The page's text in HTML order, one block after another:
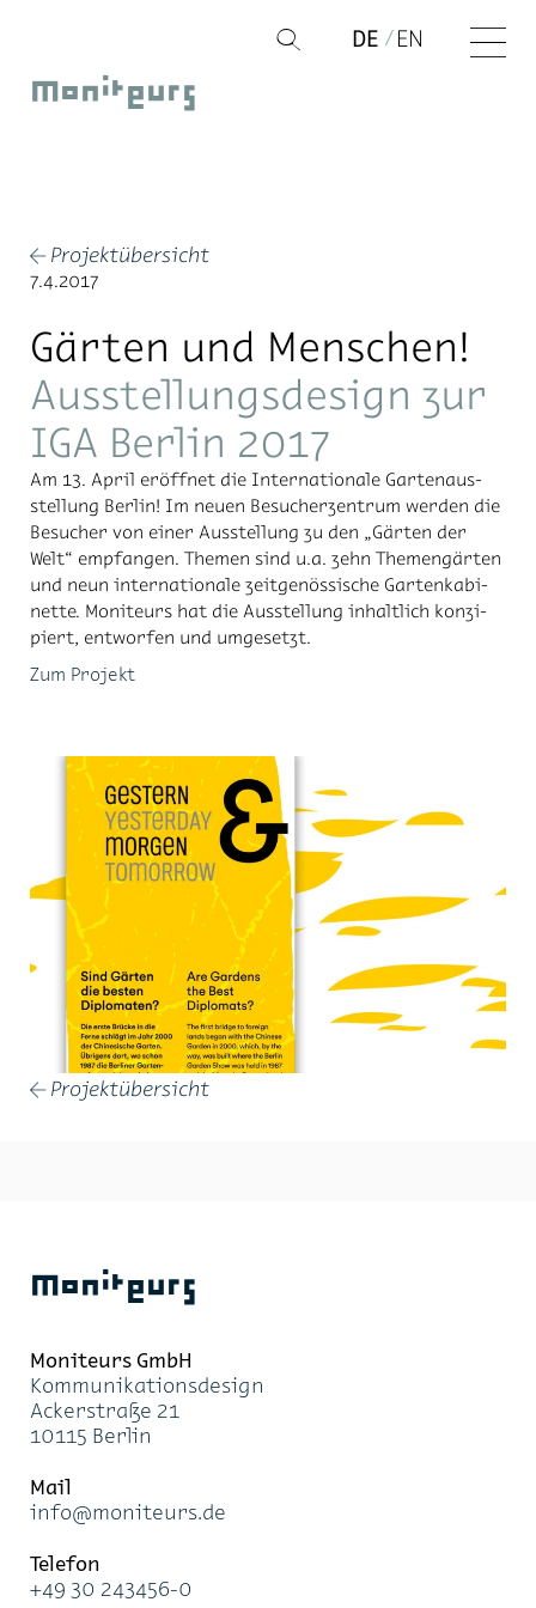
springen
Q
Moniteurs
DE EN
← Projektübersicht
7.4.2017
Gärten und Menschen!
Ausstellungsdesign zur
IGA Berlin 2017
Am 13. April er­öff­net die In­ter­na­tio­na­le Gar­ten­aus­
stel­lung Ber­lin! Im neu­en Be­su­cher­zen­trum wer­den die
Be­su­cher von ei­ner Aus­stel­lung zu den „Gär­ten der
Welt“ emp­fan­gen. The­men sind u.a. zehn The­men­gär­ten
und neun in­ter­na­tio­na­le zeit­ge­nös­si­sche Gar­ten­ka­bi­
net­te. Mo­ni­teurs hat die Aus­stel­lung in­halt­lich kon­zi­
piert, ent­wor­fen und um­ge­setzt.
Zum Pro­jekt
← Projektübersicht
Moniteurs
Moni­teurs GmbH
Kom­mu­ni­ka­ti­ons­de­sign
Acker­stra­ße 21
10115 Ber­lin
Mail
info@mo­ni­teurs.de
Te­le­fon
+49 30 243456-0